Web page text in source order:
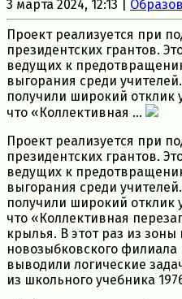
3 марта 2024, 12:13 |
Проект реализуется при
президентских грантов.
ведущих к
выгорания среди
получили широкий отклик
что «Коллективная ...
Проект реализуется при
президентских грантов.
ведущих к
выгорания среди
получили широкий отклик
что «Коллективная
крылья. В этот раз из
новозыбковского
выводили логические
из школьного учебника